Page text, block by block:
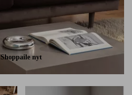
Shoppaile nyt